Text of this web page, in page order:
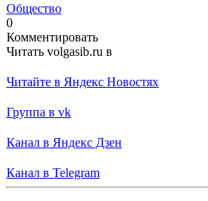
Общество
0
Комментировать
Читать volgasib.ru в
Читайте в Яндекс Новостях
Группа в vk
Канал в Яндекс Дзен
Канал в Telegram